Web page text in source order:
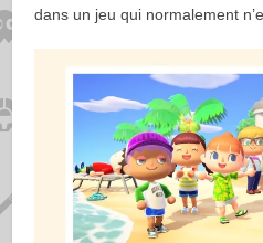
dans un jeu qui normalement